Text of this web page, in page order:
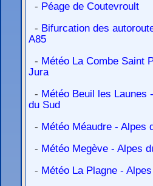
- Péage de Coutevroult
- Bifurcation des
A85
- Météo La Combe Saint
Jura
- Météo Beuil les Launes
du Sud
- Météo Méaudre - Alpes
- Météo Megève - Alpes
- Météo La Plagne -